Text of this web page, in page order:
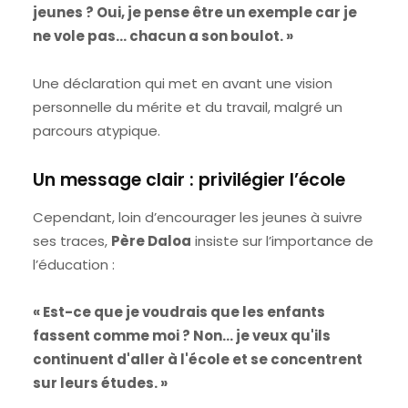
jeunes ? Oui, je pense être un exemple car je
ne vole pas... chacun a son boulot. »
Une déclaration qui met en avant une vision
personnelle du mérite et du travail, malgré un
parcours atypique.
Un message clair : privilégier l’école
Cependant, loin d’encourager les jeunes à suivre
ses traces, Père Daloa insiste sur l’importance de
l’éducation :
« Est-ce que je voudrais que les enfants
fassent comme moi ? Non… je veux qu'ils
continuent d'aller à l'école et se concentrent
sur leurs études. »